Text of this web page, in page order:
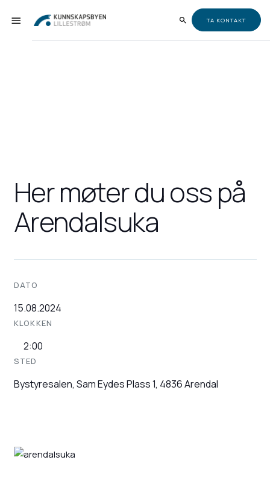
TA KONTAKT
Her møter du oss på
Arendalsuka
DATO
15.08.2024
KLOKKEN
2:00
STED
Bystyresalen, Sam Eydes Plass 1, 4836 Arendal